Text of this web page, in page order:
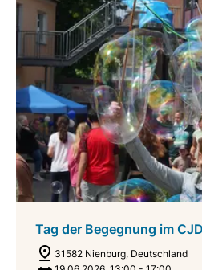
Tag der Begegnung im
31582 Nienburg, Deutschland